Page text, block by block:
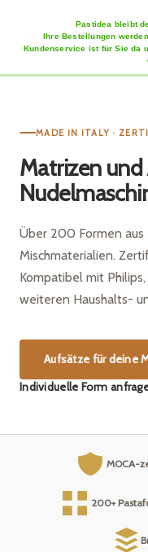
Pastidea bleibt
Ihre Bestellungen
Kundenservice ist für Sie da
MADE IN ITALY ·
Matrizen und
Über 200 Formen aus
Mischmaterialien.
Kompatibel mit
weiteren Haushalts-
Aufsätze für deine
Individuelle Form
MOCA-
200+